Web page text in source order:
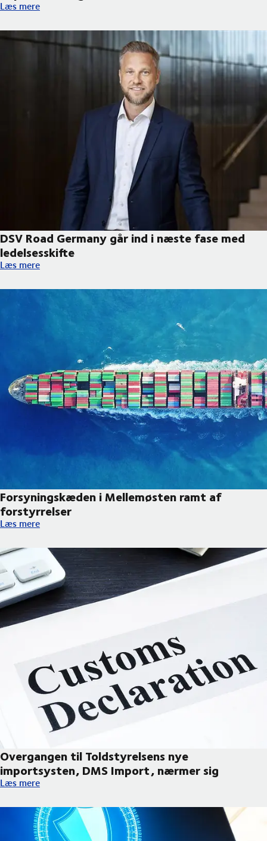
DMS Import – Ændrede muligheder for at lave
Læs mere
DSV Road Germany går ind i næste fase med
ledelsesskifte
DSV Road Germany går ind i næste fase med ledelsesskifte
Læs mere
Forsyningskæden i Mellemøsten ramt af
forstyrrelser
Forsyningskæden i Mellemøsten ramt af forstyrrelser
Læs mere
Overgangen til Toldstyrelsens nye
importsysten, DMS Import, nærmer sig
Overgangen til Toldstyrelsens nye importsysten, DMS Import,
Læs mere